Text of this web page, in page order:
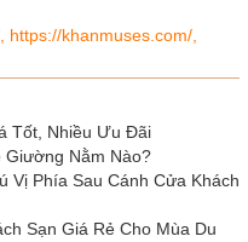
https://khanmuses.com/,
Tốt, Nhiều Ưu Đãi
Giường Nằm Nào?
Vị Phía Sau Cánh Cửa Khách
Sạn Giá Rẻ Cho Mùa Du